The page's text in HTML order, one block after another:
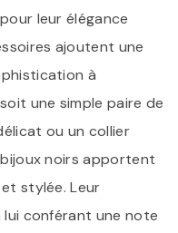
leur élégance
ajoutent une
à
une simple paire de
ou un collier
noirs apportent
stylée. Leur
conférant une note